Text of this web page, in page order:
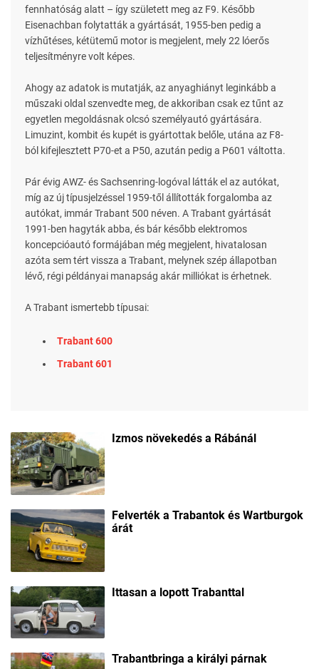
fennhatóság alatt – így született meg az F9. Később
Eisenachban folytatták a gyártását, 1955-ben pedig a
vízhűtéses, kétütemű motor is megjelent, mely 22 lóerős
teljesítményre volt képes.
Ahogy az adatok is mutatják, az anyaghiányt leginkább a
műszaki oldal szenvedte meg, de akkoriban csak ez tűnt az
egyetlen megoldásnak olcsó személyautó gyártására.
Limuzint, kombit és kupét is gyártottak belőle, utána az F8-
ból kifejlesztett P70-et a P50, azután pedig a P601 váltotta.
Pár évig AWZ- és Sachsenring-logóval látták el az autókat,
míg az új típusjelzéssel 1959-től állították forgalomba az
autókat, immár Trabant 500 néven. A Trabant gyártását
1991-ben hagyták abba, és bár később elektromos
koncepcióautó formájában még megjelent, hivatalosan
azóta sem tért vissza a Trabant, melynek szép állapotban
lévő, régi példányai manapság akár milliókat is érhetnek.
A Trabant ismertebb típusai:
Trabant 600
Trabant 601
Izmos növekedés a Rábánál
Felverték a Trabantok és Wartburgok
árát
Ittasan a lopott Trabanttal
Trabantbringa a királyi párnak